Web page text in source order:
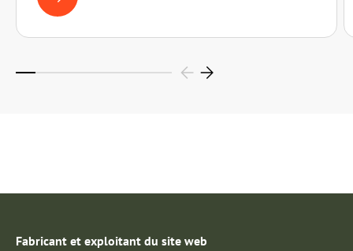
Fabricant et exploitant du site web